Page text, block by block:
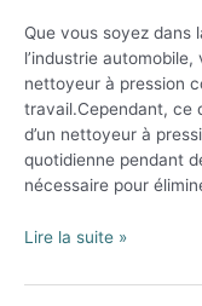
Que vous soyez dans
l’industrie automobile,
nettoyeur à pression
travail.Cependant, ce
d’un nettoyeur à
quotidienne pendant
nécessaire pour
Meilleur
haute
Lire la suite »